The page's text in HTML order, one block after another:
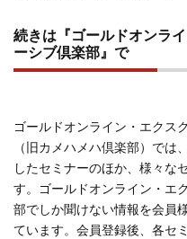
続きは『ゴールドオンラ
ーシブ倶楽部』で
ゴールドオンライン・エクス
（旧カメハメハ倶楽部）では
したセミナーのほか、様々な
す。ゴールドオンライン・エ
部でしか聞けない情報を会員
ています。会員登録後、各セ